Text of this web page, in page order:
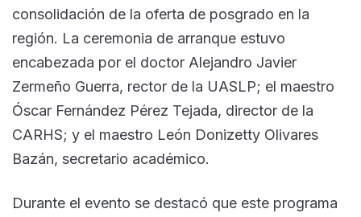
consolidación de la oferta de posgrado en la
región. La ceremonia de arranque estuvo
encabezada por el doctor Alejandro Javier
Zermeño Guerra, rector de la UASLP; el maestro
Óscar Fernández Pérez Tejada, director de la
CARHS; y el maestro León Donizetty Olivares
Bazán, secretario académico.
Durante el evento se destacó que este programa